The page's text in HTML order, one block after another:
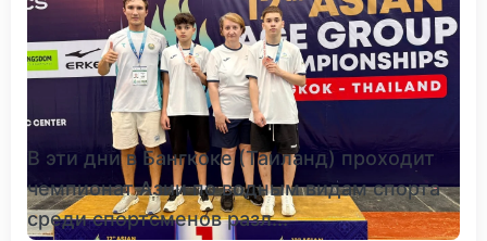
В эти дни в Бангкоке (Таиланд) проходит
чемпионат Азии по водным видам спорта
среди спортсменов разл...